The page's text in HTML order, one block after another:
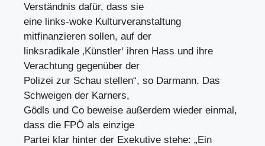
Verständnis dafür, dass sie
eine links-woke Kulturveranstaltung
mitfinanzieren sollen, auf der
linksradikale ‚Künstler‘ ihren Hass und ihre
Verachtung gegenüber der
Polizei zur Schau stellen“, so Darmann. Das
Schweigen der Karners,
Gödls und Co beweise außerdem wieder einmal,
dass die FPÖ als einzige
Partei klar hinter der Exekutive stehe: „Ein